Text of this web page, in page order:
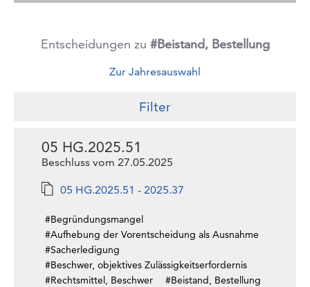
Entscheidungen zu #Beistand, Bestellung
Zur Jahresauswahl
Filter
05 HG.2025.51
Beschluss vom 27.05.2025
05 HG.2025.51 - 2025.37
#Begründungsmangel
#Aufhebung der Vorentscheidung als Ausnahme
#Sacherledigung
#Beschwer, objektives Zulässigkeitserfordernis
#Rechtsmittel, Beschwer
#Beistand, Bestellung